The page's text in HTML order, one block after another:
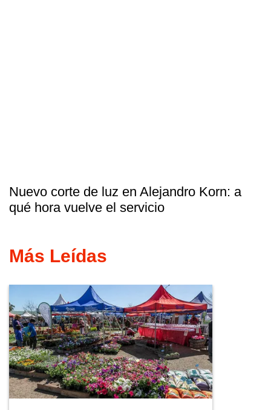
Nuevo corte de luz en Alejandro Korn: a
qué hora vuelve el servicio
Más Leídas